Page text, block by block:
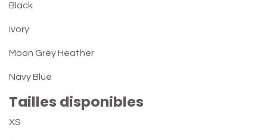
Black
Ivory
Moon Grey Heather
Navy Blue
Tailles disponibles
XS